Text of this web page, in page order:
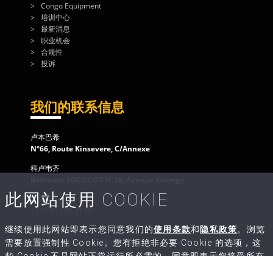
Congo Equipment
培训中心
最新消息
职业机会
合规性
投诉
我们的联系信息
卢本巴希
N°66, Route Kinsevere, C/Annexe
科卢韦齐
客户服务
+243 82 500 31 50
给我们写信
contact@congo-equipment.com
此网站使用 COOKIE
继续使用此网站即表示您同意我们的使用条款和 隐私政策。浏览
需要放置强制性 Cookie。您有拒绝非必要 Cookie 的选项，这